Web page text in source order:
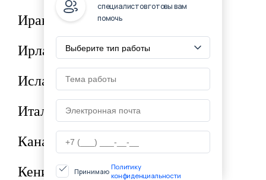
Иран - Ир.
Ирландия - Ирл.
Исландия - Исл.
Италия - Ит.
Канада - Кан.
Кения - Кен.
специалистов готовы вам
помочь
Принимаю Политику
конфиденциальности